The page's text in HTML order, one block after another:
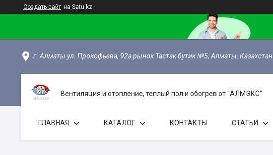
Создать сайт на Satu.kz
г. Алматы ул. Прокофьева, 92а рынок Тастак бутик №5, Алматы, Казахстан
Вентиляция и отопление, теплый пол и обогрев от "АЛМЭКС"
ГЛАВНАЯ КАТАЛОГ КОНТАКТЫ СТАТЬИ